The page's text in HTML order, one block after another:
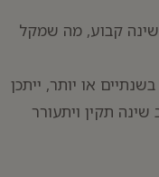
שינה קבוע, מה שמקל
או יותר, ייתכן
תקין ויתעורר